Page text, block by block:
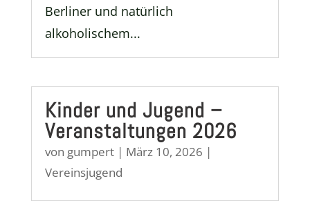
Berliner und natürlich
alkoholischem...
Kinder und Jugend –
Veranstaltungen 2026
von gumpert| März 10, 2026 |
Vereinsjugend